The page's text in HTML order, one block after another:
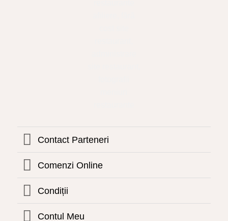
Contact Parteneri
Comenzi Online
Condiții
Contul Meu